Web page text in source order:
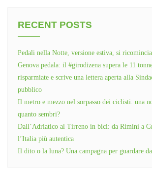
RECENT POSTS
Pedali nella Notte, versione estiva, si
Genova pedala: il #girodizena supera le 11
risparmiate e scrive una lettera aperta alla
pubblico
Il metro e mezzo nel sorpasso dei ciclisti: una
quanto sembri?
Dall’Adriatico al Tirreno in bici: da Rimini a
l’Italia più autentica
Il dito o la luna? Una campagna per guardare